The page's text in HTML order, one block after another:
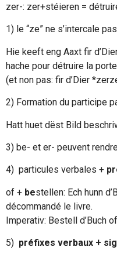
zer-: zer+stéieren =
1) le “ze” ne s’intercale
Hie keeft eng Aaxt fir
hache pour détruire la
(et non pas: fir d’Dier
2) Formation du participe
Hatt huet dëst Bild
3) be- et er- peuvent
4) particules verbales +
of + bestellen: Ech hunn
décommandé le livre.
Imperativ: Bestell d’Buch
5) préfixes verbaux +